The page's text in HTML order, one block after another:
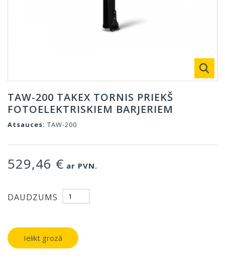
TAW-200 TAKEX TORNIS PRIEKŠ
FOTOELEKTRISKIEM BARJERIEM
Atsauces: TAW-200
529,46 € ar PVN.
DAUDZUMS
Ielikt grozā